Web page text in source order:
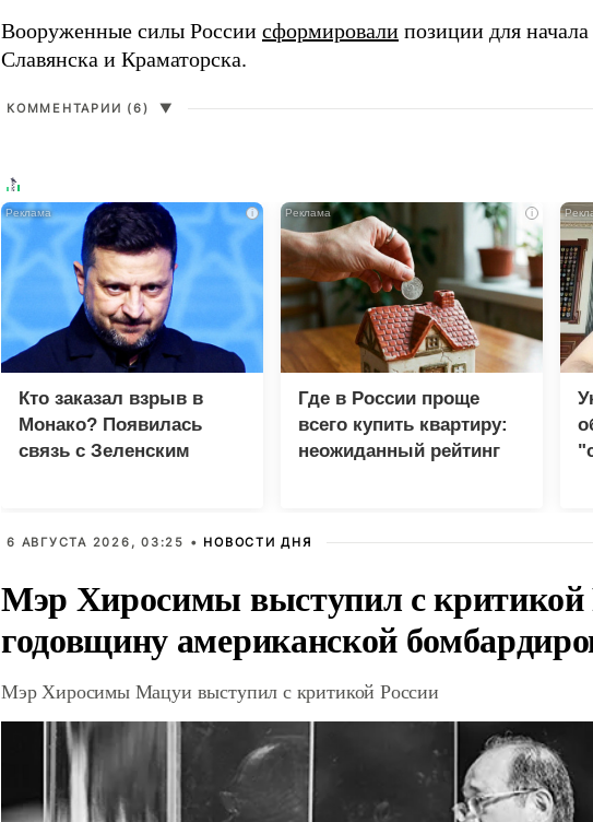
Вооруженные силы России сформировали позиции для
Славянска и Краматорска.
КОММЕНТАРИИ (6) ▼
i
Кто заказал взрыв в
Монако? Появилась
связь с Зеленским
i
Где в России проще
всего купить квартиру:
неожиданный рейтинг
6 АВГУСТА 2026, 03:25 • НОВОСТИ ДНЯ
Мэр Хиросимы выступил с критикой
годовщину американской
Мэр Хиросимы Мацуи выступил с критикой России